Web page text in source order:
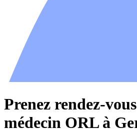
Prenez rendez-
médecin ORL à